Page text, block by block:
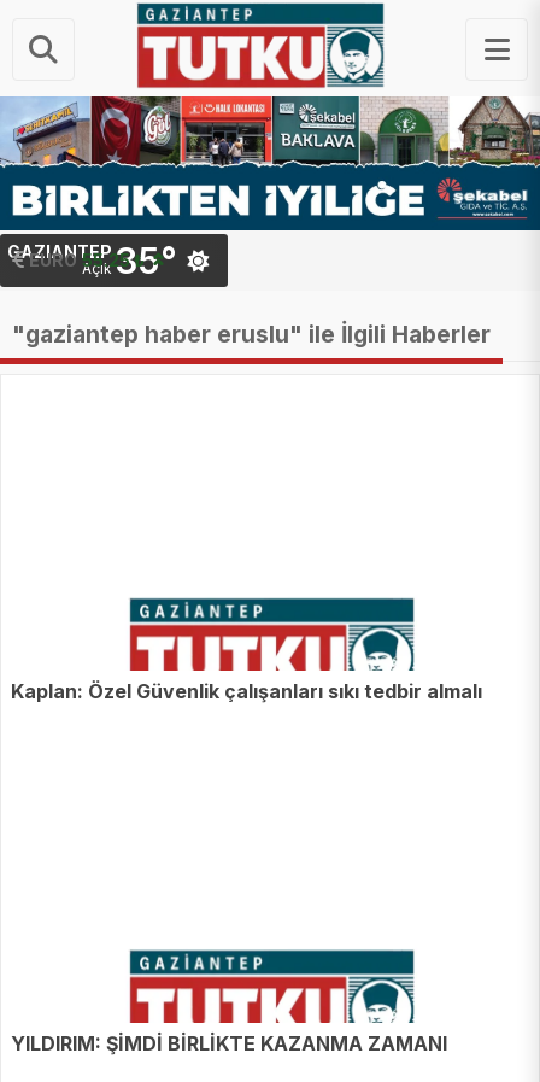
EURO 55.25 ₺
STERLIN 64.48 ₺
GAZIANTEP
Açık35°
"gaziantep haber eruslu" ile İlgili Haberler
Kaplan: Özel Güvenlik çalışanları sıkı tedbir almalı
YILDIRIM: ŞİMDİ BİRLİKTE KAZANMA ZAMANI